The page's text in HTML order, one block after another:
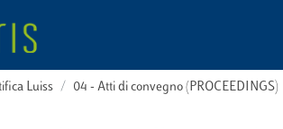
Luiss 04 - Atti di convegno (PROCEEDINGS)